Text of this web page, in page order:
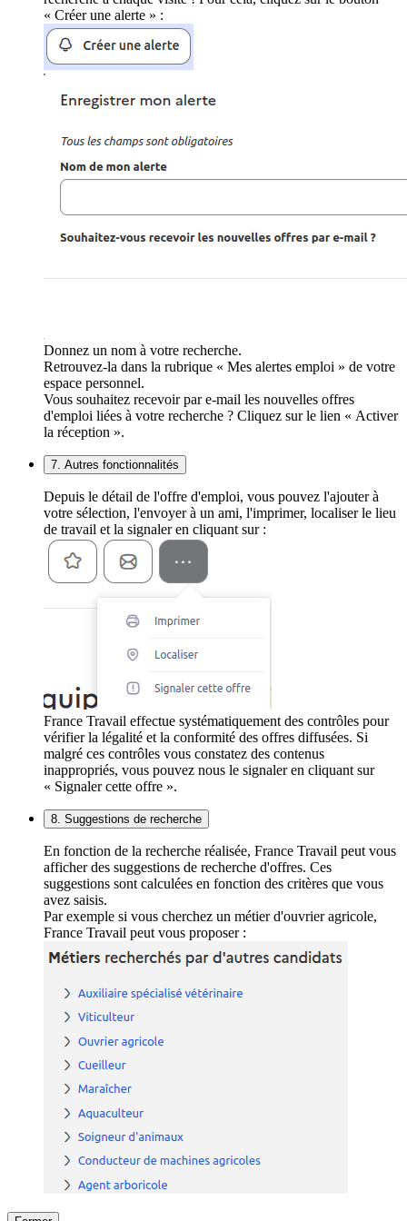
« Créer une alerte » :
Donnez un nom à votre recherche.
Retrouvez-la dans la rubrique « Mes alertes emploi » de votre
espace personnel.
Vous souhaitez recevoir par e-mail les nouvelles offres
d'emploi liées à votre recherche ? Cliquez sur le lien « Activer
la réception ».
7. Autres fonctionnalités
Depuis le détail de l'offre d'emploi, vous pouvez l'ajouter à
votre sélection, l'envoyer à un ami, l'imprimer, localiser le lieu
de travail et la signaler en cliquant sur :
France Travail effectue systématiquement des contrôles pour
vérifier la légalité et la conformité des offres diffusées. Si
malgré ces contrôles vous constatez des contenus
inappropriés, vous pouvez nous le signaler en cliquant sur
« Signaler cette offre ».
8. Suggestions de recherche
En fonction de la recherche réalisée, France Travail peut vous
afficher des suggestions de recherche d'offres. Ces
suggestions sont calculées en fonction des critères que vous
avez saisis.
Par exemple si vous cherchez un métier d'ouvrier agricole,
France Travail peut vous proposer :